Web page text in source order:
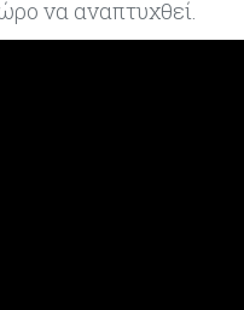
να αναπτυχθεί.